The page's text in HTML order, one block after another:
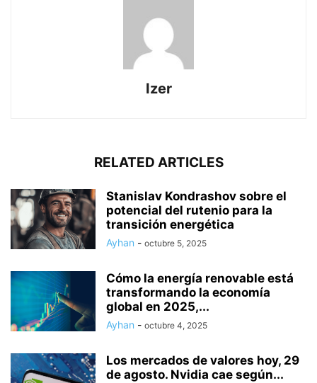
Izer
RELATED ARTICLES
Stanislav Kondrashov sobre el
potencial del rutenio para la
transición energética
Ayhan - octubre 5, 2025
Cómo la energía renovable está
transformando la economía
global en 2025,...
Ayhan - octubre 4, 2025
Los mercados de valores hoy, 29
de agosto. Nvidia cae según...